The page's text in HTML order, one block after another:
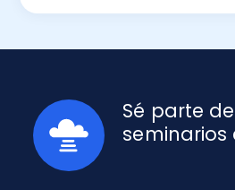
Sé parte
seminarios